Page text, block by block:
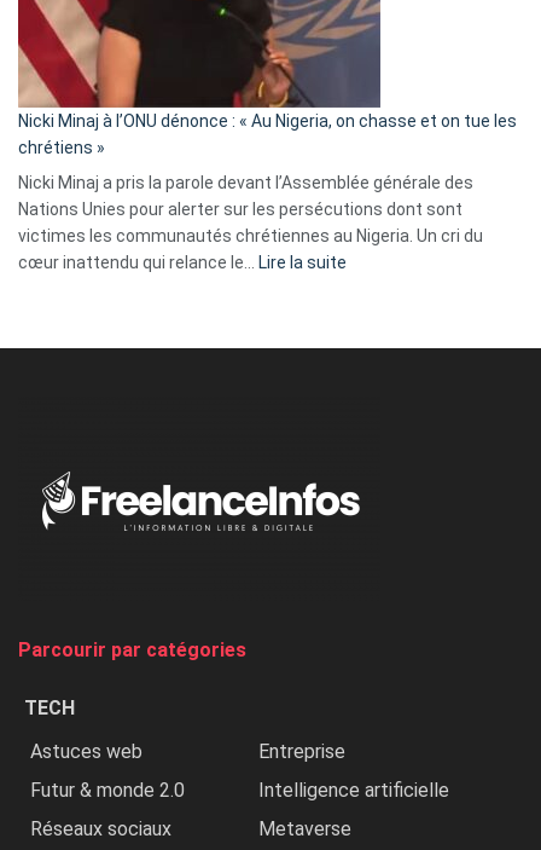
a
tout
parle
ses
tripes »
Nicki Minaj à l’ONU dénonce : « Au Nigeria, on chasse et on tue les
chrétiens »
Nicki Minaj a pris la parole devant l’Assemblée générale des
Nations Unies pour alerter sur les persécutions dont sont
victimes les communautés chrétiennes au Nigeria. Un cri du
cœur inattendu qui relance le… Lire la suite
Nigeria,
Parcourir par catégories
TECH
Astuces web
Entreprise
Futur & monde 2.0
Intelligence artificielle
Réseaux sociaux
Metaverse